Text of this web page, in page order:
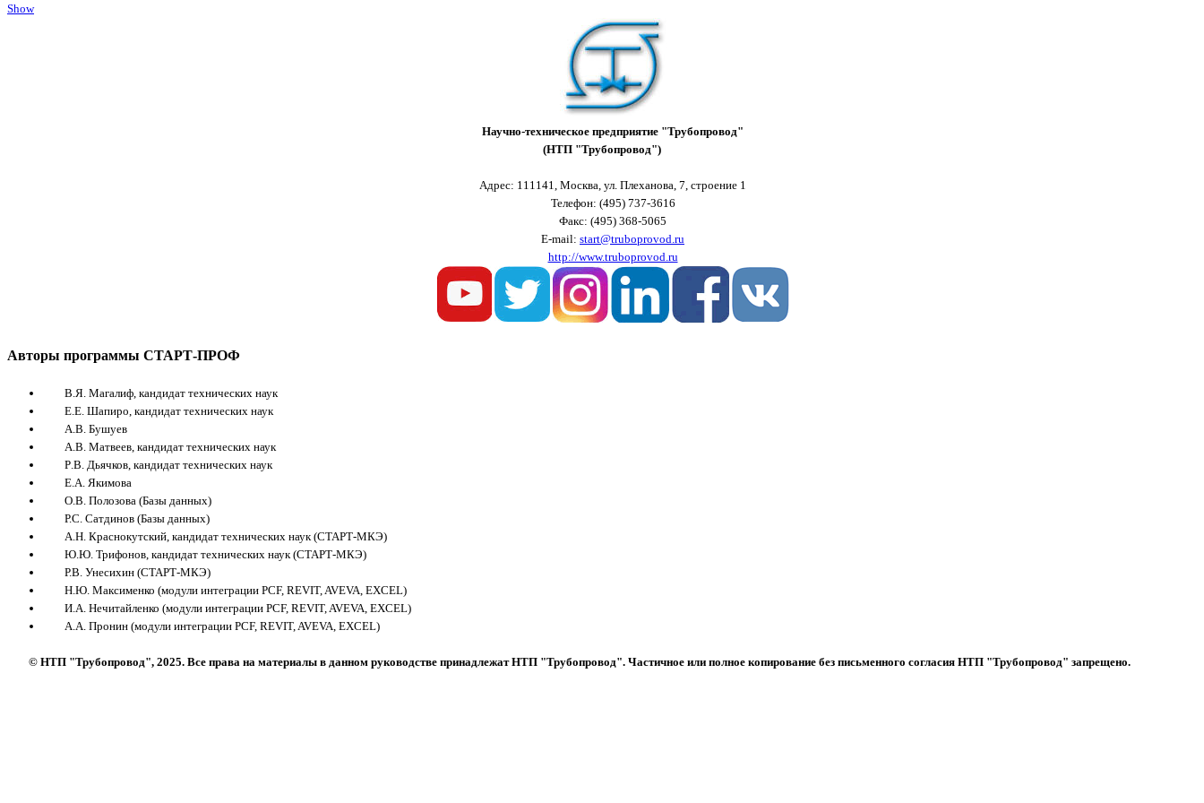
Show
Научно-техническое предприятие "Трубопровод"
(НТП "Трубопровод")
Адрес: 111141, Москва, ул. Плеханова, 7, строение 1
Телефон: (495) 737-3616
Факс: (495) 368-5065
E-mail: start@truboprovod.ru
http://www.truboprovod.ru
Авторы программы СТАРТ-ПРОФ
В.Я. Магалиф, кандидат технических наук
Е.Е. Шапиро, кандидат технических наук
А.В. Бушуев
А.В. Матвеев, кандидат технических наук
Р В Дьячков кандидат технических наук
Е.А. Якимова
О.В. Полозова (Базы данных)
Р.С. Сатдинов (Базы данных)
А.Н. Краснокутский, кандидат технических наук (СТАРТ-МКЭ)
Ю.Ю. Трифонов, кандидат технических наук (СТАРТ-МКЭ)
Р.В. Унесихин (СТАРТ-МКЭ)
Н.Ю. Максименко (модули интеграции PCF, REVIT, AVEVA, EXCEL)
И.А. Нечитайленко (модули интеграции PCF, REVIT, AVEVA, EXCEL)
А.А. Пронин (модули интеграции PCF, REVIT, AVEVA, EXCEL)
© НТП "Трубопровод", 2025. Все права на материалы в данном руководстве принадлежат НТП "Трубопровод". Частичное или полное копирование без письменного согласия НТП "Трубопровод" запрещено.